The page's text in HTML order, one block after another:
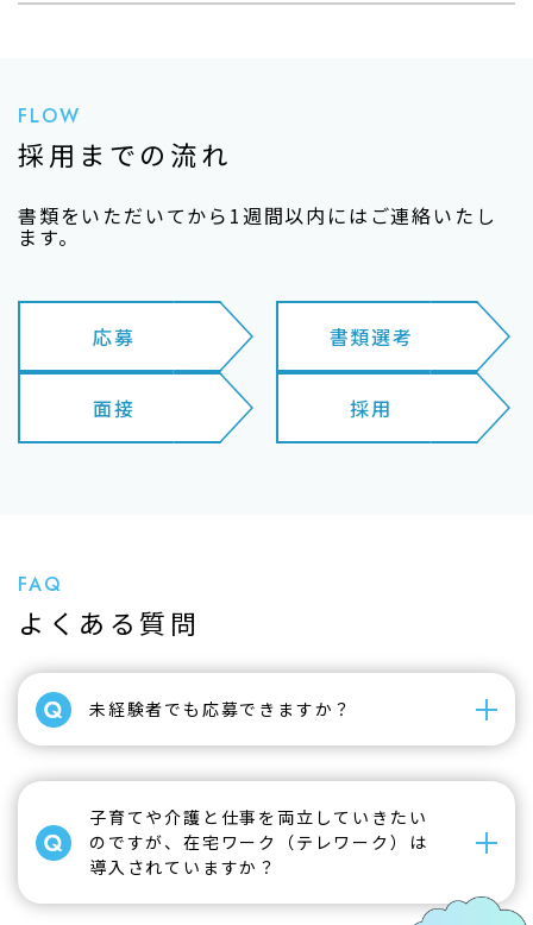
FLOW
採用までの流れ
書類をいただいてから1週間以内にはご連絡いたし
ます。
応募 書類選考
面接 採用
FAQ
よくある質問
未経験者でも応募できますか？
子育てや介護と仕事を両立していきたい
のですが、在宅ワーク（テレワーク）は
導入されていますか？